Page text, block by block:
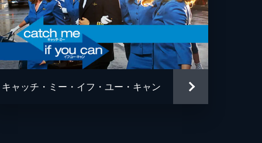
・フェイ
・ガプトン
・ペンス
キャッチ・ミー・イフ・ユー・キャン